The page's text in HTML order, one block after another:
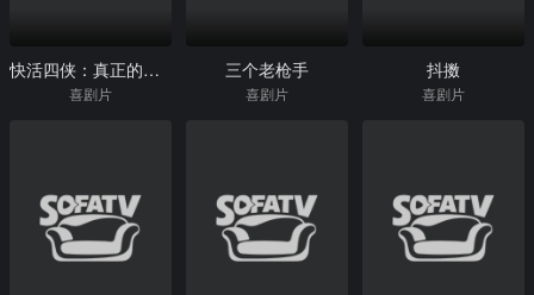
快活四侠：真正的约鲁巴恶魔
喜剧片
三个老枪手
喜剧片
抖擞
喜剧片